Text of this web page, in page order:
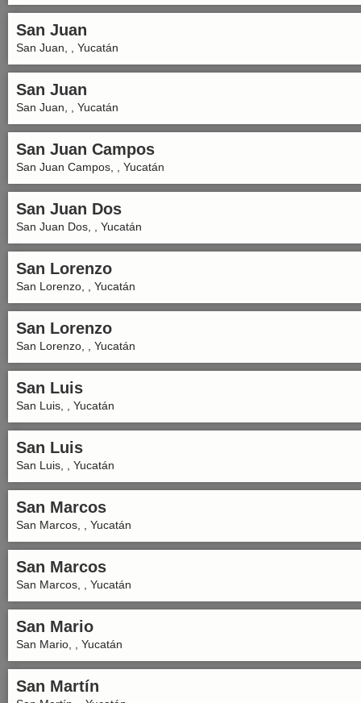
San Juan
San Juan, , Yucatán
San Juan
San Juan, , Yucatán
San Juan Campos
San Juan Campos, , Yucatán
San Juan Dos
San Juan Dos, , Yucatán
San Lorenzo
San Lorenzo, , Yucatán
San Lorenzo
San Lorenzo, , Yucatán
San Luis
San Luis, , Yucatán
San Luis
San Luis, , Yucatán
San Marcos
San Marcos, , Yucatán
San Marcos
San Marcos, , Yucatán
San Mario
San Mario, , Yucatán
San Martín